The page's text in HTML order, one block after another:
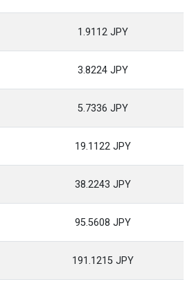
1.9112 JPY
3.8224 JPY
5.7336 JPY
19.1122 JPY
38.2243 JPY
95.5608 JPY
191.1215 JPY